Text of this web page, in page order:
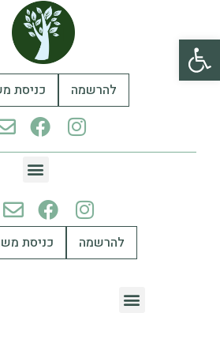
פתח סרגל נגישות
להרשמה כניסת
להרשמה כניסת